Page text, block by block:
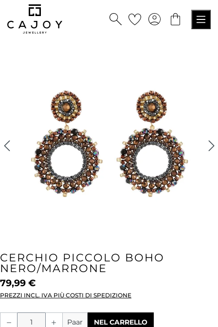
principale
CERCHIO PICCOLO BOHO
NERO/MARRONE
79,99 €
PREZZI INCL. IVA PIÙ COSTI DI SPEDIZIONE
Quantità del prodotto: inserisci la
Paar NEL CARRELLO